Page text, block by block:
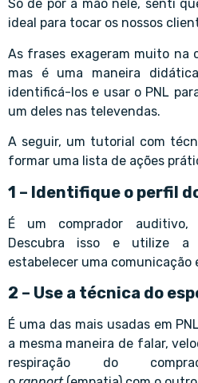
Só de por a mão nele, senti
ideal para tocar os nossos
As frases exageram muito na
mas é uma maneira
identificá-los e usar o PNL
um deles nas televendas.
A seguir, um tutorial com
formar uma lista de ações
1 – Identifique o perfil
É um comprador auditivo,
Descubra isso e utilize a
estabelecer uma comunicação
2 – Use a técnica do
É uma das mais usadas em
a mesma maneira de falar,
respiração do